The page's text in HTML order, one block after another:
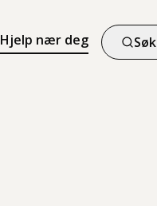
Hjelp nær deg Søk